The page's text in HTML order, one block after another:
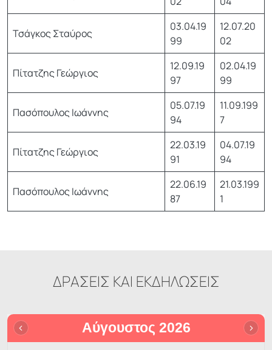
Τσάγκος Σταύρος
03.04.19
99
12.07.20
02
Πίτατζης Γεώργιος
12.09.19
97
02.04.19
99
Πασόπουλος Ιωάννης
05.07.19
94
11.09.199
7
Πίτατζης Γεώργιος
22.03.19
91
04.07.19
94
Πασόπουλος Ιωάννης
22.06.19
87
21.03.199
1
ΔΡΑΣΕΙΣ ΚΑΙ ΕΚΔΗΛΩΣΕΙΣ
Αύγουστος 2026